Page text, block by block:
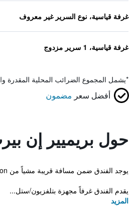
غرفة قياسية، نوع السرير غير معروف
غرفة قياسية، 1 سرير مزدوج
*يشمل المجموع الضرائب المحلية المقدرة
أفضل سعر مضمون
حول بريميير إن
يوجد الفندق ضمن مسافة قريبة مشياً من Perth Railway Station وهو يقدم للضيوف قاعدة مثالية عند وجودهم في مدينة بيرث. يوفر الفندق إقامة ذات 3 نجوم وغرفاً مكيفة.
يقدم الفندق غرفاً مجهزة بتلفزيون/ستل...
المزيد